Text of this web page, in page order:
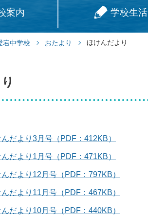
案内 学校生活
宕中学校 おたより ほけんだより
だより3月号（PDF：412KB）
だより1月号（PDF：471KB）
だより12月号（PDF：797KB）
だより11月号（PDF：467KB）
だより10月号（PDF：440KB）